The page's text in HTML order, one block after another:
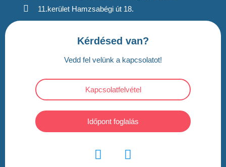
11.kerület Hamzsabégi út 18.
Kérdésed van?
Vedd fel velünk a kapcsolatot!
Kapcsolatfelvétel
Időpont foglalás